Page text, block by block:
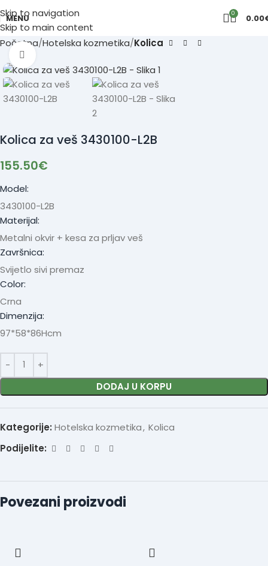
Skip to navigation
Skip to main content
MENU 0 0.00
Početna Hotelska kozmetika Kolica
Kolica za veš 3430100-L2B
155.50€
Model:
3430100-L2B
Materijal:
Metalni okvir + kesa za prljav veš
Završnica:
Svijetlo sivi premaz
Color:
Crna
Dimenzija:
97*58*86Hcm
DODAJ U KORPU
Kategorije: Hotelska kozmetika, Kolica
Podijelite:
Povezani proizvodi